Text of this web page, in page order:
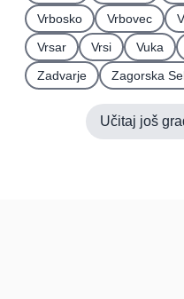
Vrbosko
Vrbovec
Vrsar
Vrsi Vuka
Zadvarje
Zagorska
Učitaj još